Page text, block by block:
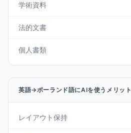
学術資料
法的文書
個人書類
英語→ポーランド語にAIを使うメリット
レイアウト保持